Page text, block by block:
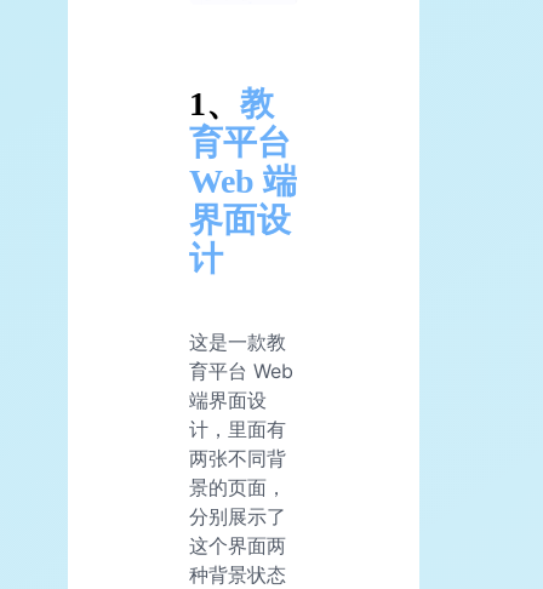
1、 教
育平台
Web 端
界面设
计
这是一款教
育平台 Web
端界面设
计，里面有
两张不同背
景的页面，
分别展示了
这个界面两
种背景状态